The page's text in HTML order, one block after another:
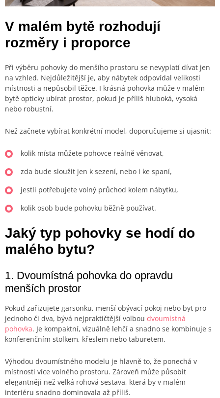
V malém bytě rozhodují
rozměry i proporce
Při výběru pohovky do menšího prostoru se nevyplatí dívat jen
na vzhled. Nejdůležitější je, aby nábytek odpovídal velikosti
místnosti a nepůsobil těžce. I krásná pohovka může v malém
bytě opticky ubírat prostor, pokud je příliš hluboká, vysoká
nebo robustní.
Než začnete vybírat konkrétní model, doporučujeme si ujasnit:
kolik místa můžete pohovce reálně věnovat,
zda bude sloužit jen k sezení, nebo i ke spaní,
jestli potřebujete volný průchod kolem nábytku,
kolik osob bude pohovku běžně používat.
Jaký typ pohovky se hodí do
malého bytu?
1. Dvoumístná pohovka do opravdu
menších prostor
Pokud zařizujete garsonku, menší obývací pokoj nebo byt pro
jednoho či dva, bývá nejpraktičtější volbou dvoumístná
pohovka. Je kompaktní, vizuálně lehčí a snadno se kombinuje s
konferenčním stolkem, křeslem nebo taburetem.
Výhodou dvoumístného modelu je hlavně to, že ponechá v
místnosti více volného prostoru. Zároveň může působit
elegantněji než velká rohová sestava, která by v malém
interiéru snadno dominovala až příliš.